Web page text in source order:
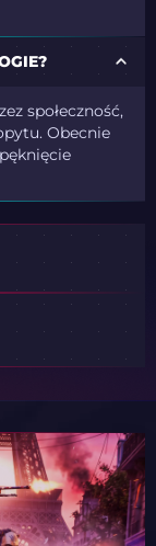
społeczność,
Obecnie